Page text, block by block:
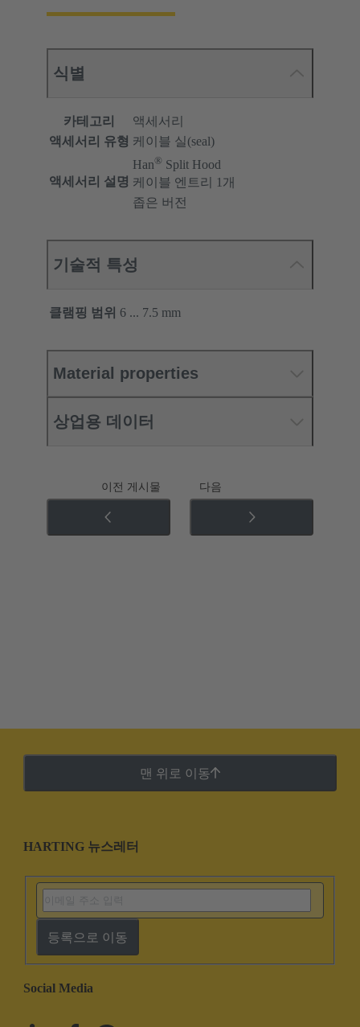
식별
카테고리
액세서리
액세서리 유형 케이블 실(seal)
액세서리 설명
Han® Split Hood
케이블 엔트리 1개
좁은 버전
기술적 특성
클램핑 범위 6 ... 7.5 mm
Material properties
상업용 데이터
이전 게시물 다음
맨 위로 이동
HARTING 뉴스레터
등록으로 이동
Social Media